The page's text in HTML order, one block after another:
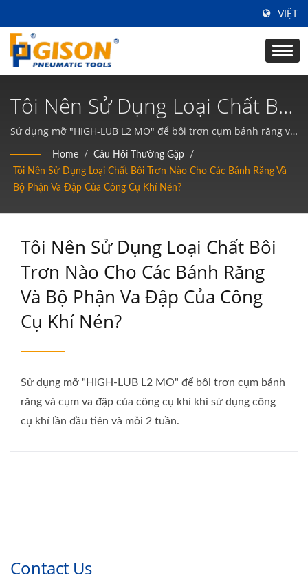
VIỆT
Tôi Nên Sử Dụng Loại Chất Bôi
Trơn Nào Cho Các Bánh Răng
Và Bộ Phận Va Đập Của Công
Cụ Khí Nén? | Nhà Sản Xuất
Dụng Cụ Khí Nén Và Dụng Cụ
Cầm Tay Khí Nén Tại Đài Loan
| Gison
Sử dụng mỡ "HIGH-LUB L2 MO" để bôi trơn cụm bánh răng và
cụm va đập của công cụ khí khi sử dụng công cụ khí lần đầu
tiên và mỗi 2 tuần.
Home / Câu Hỏi Thường Gặp
/
Tôi Nên Sử Dụng Loại Chất Bôi Trơn Nào Cho Các Bánh Răng Và
Bộ Phận Va Đập Của Công Cụ Khí Nén?
Tôi Nên Sử Dụng Loại Chất Bôi
Trơn Nào Cho Các Bánh Răng
Và Bộ Phận Va Đập Của Công
Cụ Khí Nén?
Sử dụng mỡ "HIGH-LUB L2 MO" để bôi trơn cụm bánh
răng và cụm va đập của công cụ khí khi sử dụng công
cụ khí lần đầu tiên và mỗi 2 tuần.